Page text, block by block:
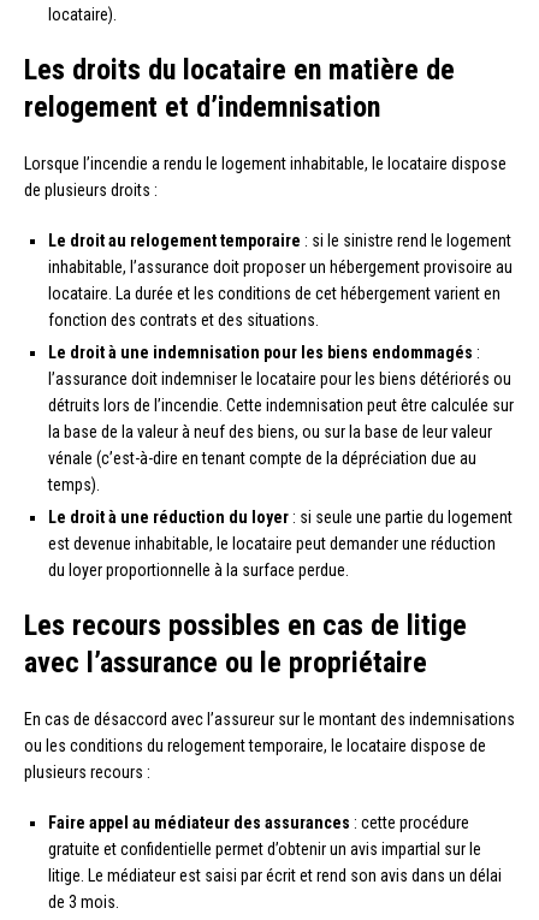
locataire).
Les droits du locataire en matière de
relogement et d’indemnisation
Lorsque l’incendie a rendu le logement inhabitable, le locataire dispose
de plusieurs droits :
Le droit au relogement temporaire : si le sinistre rend le logement
inhabitable, l’assurance doit proposer un hébergement provisoire au
locataire. La durée et les conditions de cet hébergement varient en
fonction des contrats et des situations.
Le droit à une indemnisation pour les biens endommagés :
l’assurance doit indemniser le locataire pour les biens détériorés ou
détruits lors de l’incendie. Cette indemnisation peut être calculée sur
la base de la valeur à neuf des biens, ou sur la base de leur valeur
vénale (c’est-à-dire en tenant compte de la dépréciation due au
temps).
Le droit à une réduction du loyer : si seule une partie du logement
est devenue inhabitable, le locataire peut demander une réduction
du loyer proportionnelle à la surface perdue.
Les recours possibles en cas de litige
avec l’assurance ou le propriétaire
En cas de désaccord avec l’assureur sur le montant des indemnisations
ou les conditions du relogement temporaire, le locataire dispose de
plusieurs recours :
Faire appel au médiateur des assurances : cette procédure
gratuite et confidentielle permet d’obtenir un avis impartial sur le
litige. Le médiateur est saisi par écrit et rend son avis dans un délai
de 3 mois.